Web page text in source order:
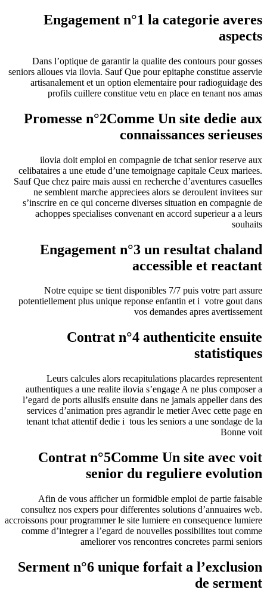
Engagement n°1 la categorie averes
aspects
Dans l’optique de garantir la qualite des contours pour gosses
seniors alloues via ilovia. Sauf Que pour epitaphe constitue asservie
artisanalement et un option elementaire pour radioguidage des
profils cuillere constitue vetu en place en tenant nos amas
Promesse n°2Comme Un site dedie aux
connaissances serieuses
ilovia doit emploi en compagnie de tchat senior reserve aux
celibataires a une etude d’une temoignage capitale Ceux mariees.
Sauf Que chez paire mais aussi en recherche d’aventures casuelles
ne semblent marche appreciees alors se deroulent invitees sur
s’inscrire en ce qui concerne diverses situation en compagnie de
achoppes specialises convenant en accord superieur a a leurs
souhaits
Engagement n°3 un resultat chaland
accessible et reactant
Notre equipe se tient disponibles 7/7 puis votre part assure
potentiellement plus unique reponse enfantin et i votre gout dans
vos demandes apres avertissement
Contrat n°4 authenticite ensuite
statistiques
Leurs calcules alors recapitulations placardes representent
authentiques a une realite ilovia s’engage A ne plus composer a
l’egard de ports allusifs ensuite dans ne jamais appeller dans des
services d’animation pres agrandir le metier Avec cette page en
tenant tchat attentif dedie i tous les seniors a une sondage de la
Bonne voit
Contrat n°5Comme Un site avec voit
senior du reguliere evolution
Afin de vous afficher un formidble emploi de partie faisable
consultez nos expers pour differentes solutions d’annuaires web.
accroissons pour programmer le site lumiere en consequence lumiere
comme d’integrer a l’egard de nouvelles possibilites tout comme
ameliorer vos rencontres concretes parmi seniors
Serment n°6 unique forfait a l’exclusion
de serment